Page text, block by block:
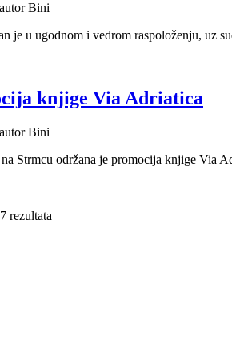
Bini
je u ugodnom i vedrom raspoloženju, uz
knjige Via Adriatica
Bini
Strmcu održana je promocija knjige Via
rezultata